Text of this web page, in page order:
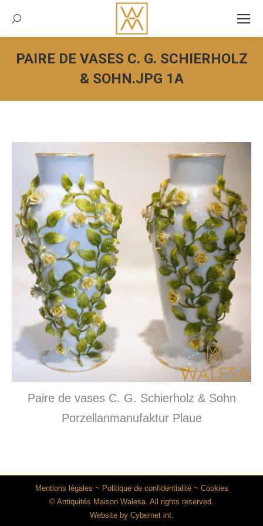
Recherche:
PAIRE DE VASES C. G. SCHIERHOLZ
& SOHN.JPG 1A
Vous êtes ici :
Paire de vases C. G. Schierholz & Sohn
Porzellanmanufaktur Plaue
Mentions légales ~ Politique de confidentialité~ Cookies
© Antiquités Maison Walesa. All rights reserved.
Website by Cybernet int.